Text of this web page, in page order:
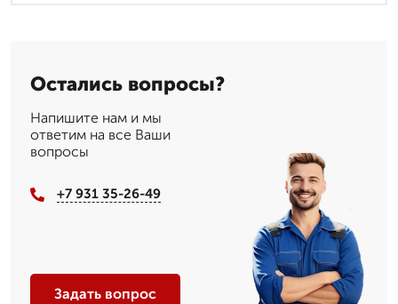
Остались вопросы?
Напишите нам и мы
ответим на все Ваши
вопросы
+7 931 35-26-49
Задать вопрос